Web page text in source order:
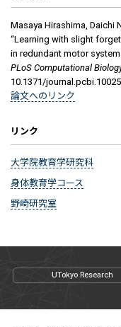
Masaya Hirashima, Daichi
“Learning with slight
in redundant motor
PLoS Computational
10.1371/
論文へのリンク
リンク
大学院教育学研究科
身体教育学コース
野崎研究室
UTokyo Research